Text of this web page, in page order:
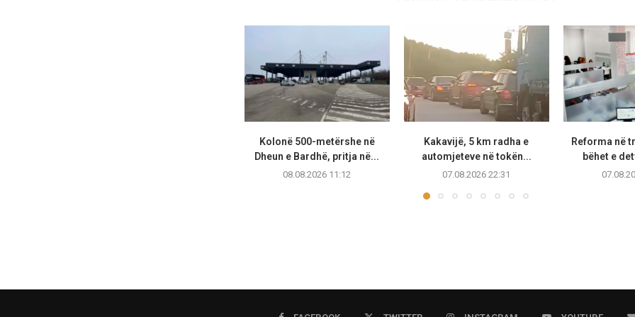
Kolonë 500-metërshe në
Dheun e Bardhë, pritja në...
08.08.2026 11:12
Kakavijë, 5 km radha e
automjeteve në tokën...
07.08.2026 22:31
Reforma në
bëhet e